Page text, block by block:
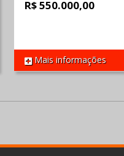
REF 1534
R$ 550.000,00
Mais informações